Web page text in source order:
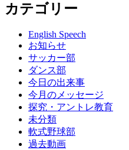
カテゴリー
English Speech
お知らせ
サッカー部
ダンス部
今日の出来事
今月のメッセージ
探究・アントレ教育
未分類
軟式野球部
過去動画